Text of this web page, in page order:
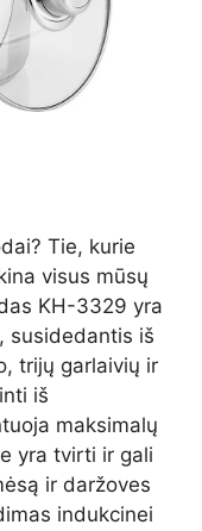
Tie, kurie
visus mūsų
KH-3329 yra
susidedantis iš
trijų garlaivių ir
iš
maksimalų
yra tvirti ir gali
ir daržoves
indukcinei